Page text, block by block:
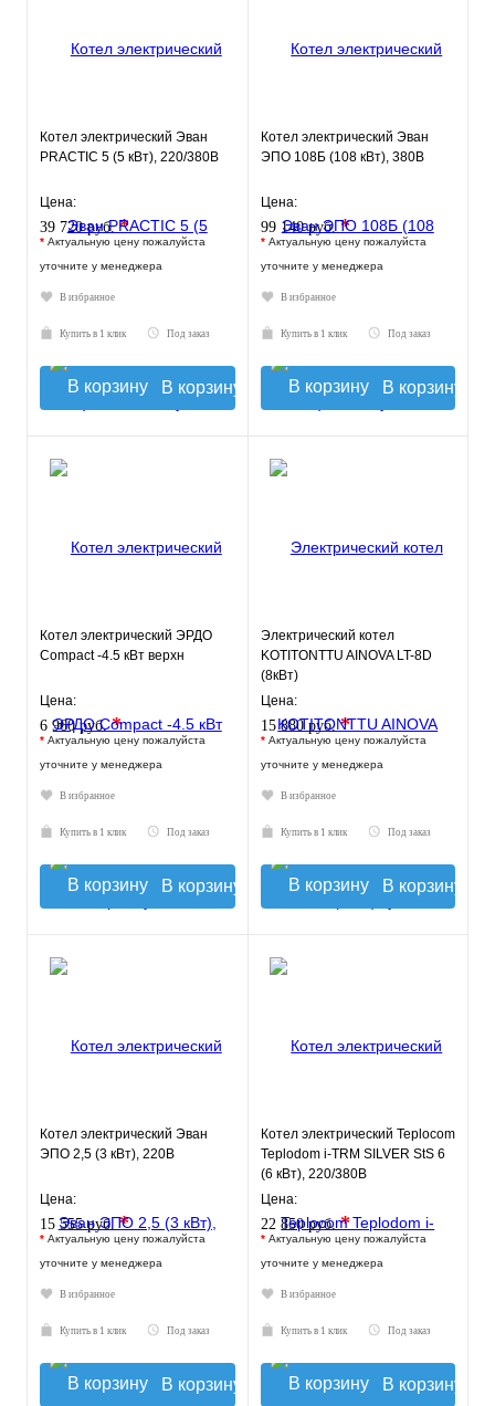
Котел электрический Эван
PRACTIC 5 (5 кВт), 220/380В
Цена:
39 720 руб.*
* Актуальную цену пожалуйста
уточните у менеджера
В избранное
Купить в 1 клик Под заказ
В корзину
Котел электрический Эван
ЭПО 108Б (108 кВт), 380В
Цена:
99 140 руб.*
* Актуальную цену пожалуйста
уточните у менеджера
В избранное
Купить в 1 клик Под заказ
В корзину
Котел электрический ЭРДО
Compact -4.5 кВт верхн
Цена:
6 960 руб.*
* Актуальную цену пожалуйста
уточните у менеджера
В избранное
Купить в 1 клик Под заказ
В корзину
Электрический котел
KOTITONTTU AINOVA LT-8D
(8кВт)
Цена:
15 880 руб.*
* Актуальную цену пожалуйста
уточните у менеджера
В избранное
Купить в 1 клик Под заказ
В корзину
Котел электрический Эван
ЭПО 2,5 (3 кВт), 220В
Цена:
15 555 руб.*
* Актуальную цену пожалуйста
уточните у менеджера
В избранное
Купить в 1 клик Под заказ
В корзину
Котел электрический Teplocom
Teplodom i-TRM SILVER StS 6
(6 кВт), 220/380В
Цена:
22 850 руб.*
* Актуальную цену пожалуйста
уточните у менеджера
В избранное
Купить в 1 клик Под заказ
В корзину